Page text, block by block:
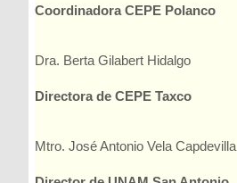
Coordinadora CEPE Polanco
Dra. Berta Gilabert Hidalgo
Directora de CEPE Taxco
Mtro. José Antonio Vela Capdevilla